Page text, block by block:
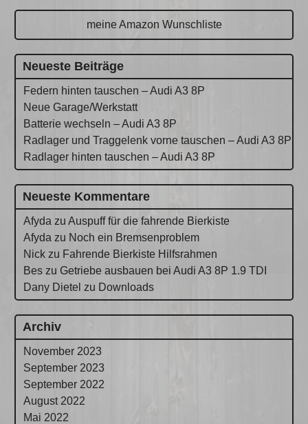
meine Amazon Wunschliste
Neueste Beiträge
Federn hinten tauschen – Audi A3 8P
Neue Garage/Werkstatt
Batterie wechseln – Audi A3 8P
Radlager und Traggelenk vorne tauschen – Audi A3 8P
Radlager hinten tauschen – Audi A3 8P
Neueste Kommentare
Afyda zuAuspuff für die fahrende Bierkiste
Afyda zu Noch ein Bremsenproblem
Nick zu Fahrende Bierkiste Hilfsrahmen
Bes zuGetriebe ausbauen bei Audi A3 8P 1.9 TDI
Dany Dietel zu Downloads
Archiv
November 2023
September 2023
September 2022
August 2022
Mai 2022